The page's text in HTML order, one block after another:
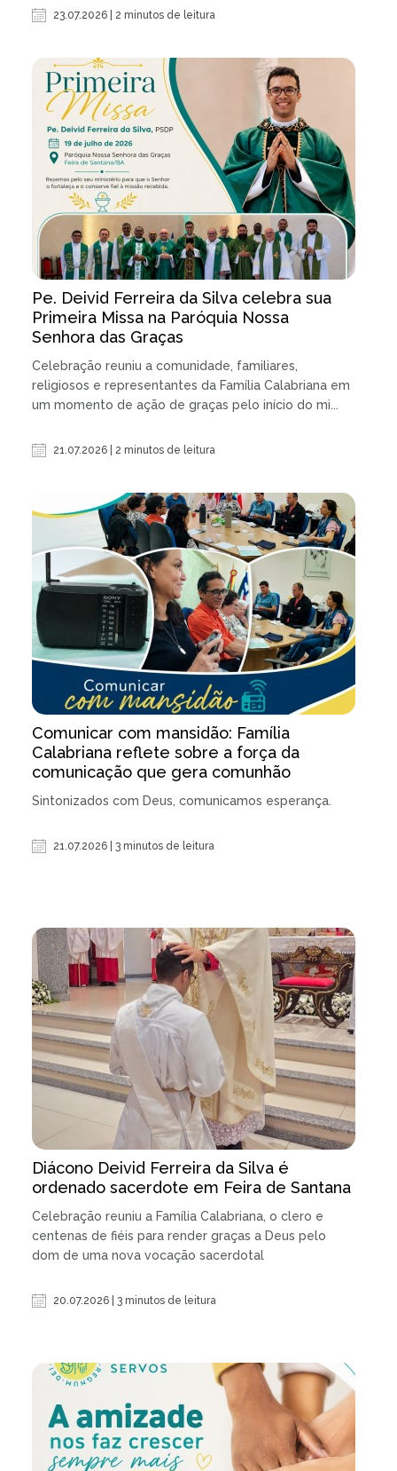
23.07.2026 | 2 minutos de leitura
Pe. Deivid Ferreira da Silva celebra sua
Primeira Missa na Paróquia Nossa
Senhora das Graças
Celebração reuniu a comunidade, familiares,
religiosos e representantes da Família Calabriana em
um momento de ação de graças pelo início do mi...
21.07.2026 | 2 minutos de leitura
Comunicar com mansidão: Família
Calabriana reflete sobre a força da
comunicação que gera comunhão
Sintonizados com Deus, comunicamos esperança.
21.07.2026 | 3 minutos de leitura
Diácono Deivid Ferreira da Silva é
ordenado sacerdote em Feira de Santana
Celebração reuniu a Família Calabriana, o clero e
centenas de fiéis para render graças a Deus pelo
dom de uma nova vocação sacerdotal
20.07.2026 | 3 minutos de leitura